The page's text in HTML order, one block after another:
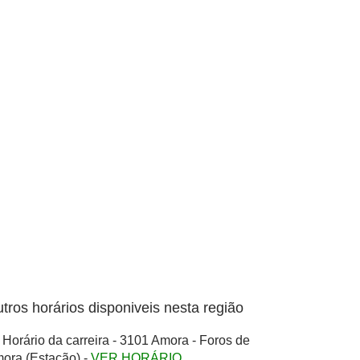
horários disponiveis nesta região
Horário da carreira - 3101 Amora - Foros de